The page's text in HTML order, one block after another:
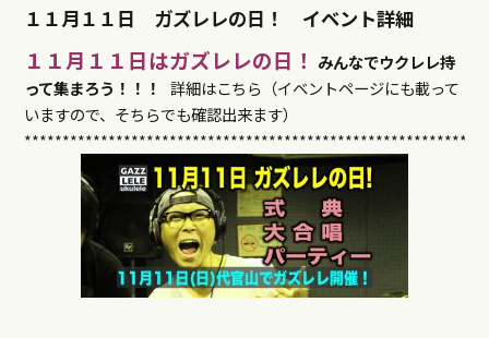
１１月１１日 ガズレレの日！ イベント詳細
１１月１１日はガズレレの日！ みんなでウクレレ持
って集まろう！！！
詳細はこちら（イベントページにも載って
いますので、そちらでも確認出来ます）